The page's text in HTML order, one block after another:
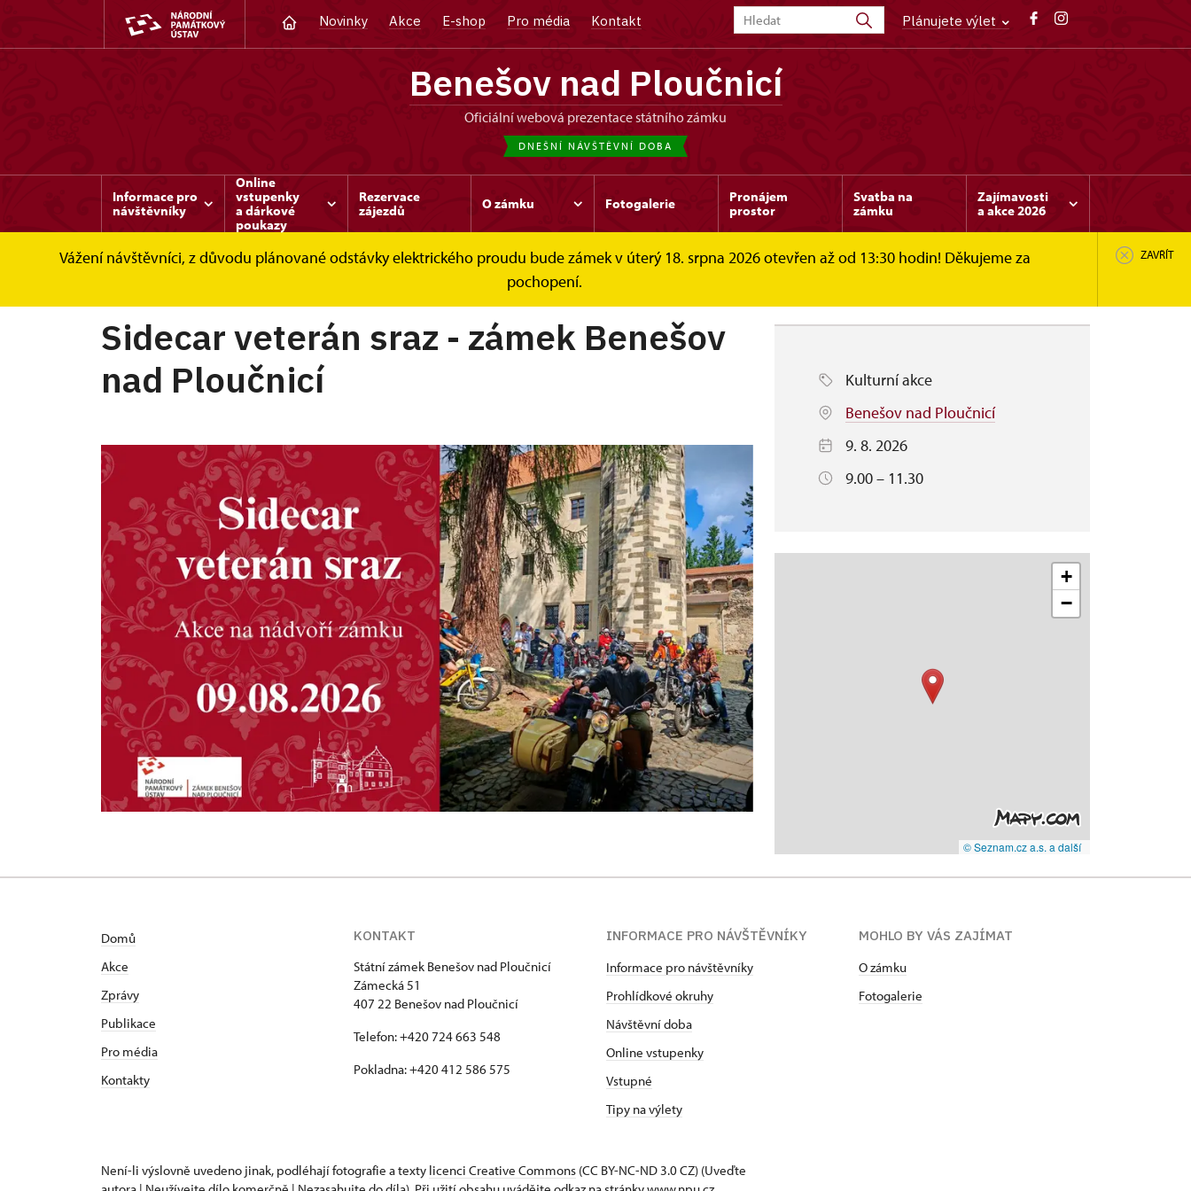
Novinky Akce E-shop Pro média Kontakt Plánujete výlet
Benešov nad Ploučnicí
oficiální webová prezentace státního zámku
DNEŠNÍ NÁVŠTĚVNÍ DOBA
Informace pro
návštěvníky
Online
vstupenky
a dárkové
poukazy
Rezervace
zájezdů
O zámku Fotogalerie
Pronájem
prostor
Svatba na
zámku
Zajímavosti
a akce 2026
Vážení návštěvníci, z důvodu plánované odstávky elektrického proudu bude zámek v úterý 18. srpna 2026 otevřen až od 13:30 hodin! Děkujeme za
pochopení.
ZAVŘÍT
Benešov nad Ploučnicí Akce Sidecar veterán sraz - zámek Benešov...
Sidecar veterán sraz - zámek Benešov
nad Ploučnicí
Kulturní akce
Benešov nad Ploučnicí
9. 8. 2026
9.00 – 11.30
+
−
© Seznam.cz a.s. a další
Domů
Akce
Zprávy
Publikace
Pro média
Kontakty
KONTAKT
Státní zámek Benešov nad Ploučnicí
Zámecká 51
407 22 Benešov nad Ploučnicí
Telefon: +420 724 663 548
Pokladna: +420 412 586 575
INFORMACE PRO NÁVŠTĚVNÍKY
Informace pro návštěvníky
Prohlídkové okruhy
Návštěvní doba
Online vstupenky
Vstupné
Tipy na výlety
MOHLO BY VÁS ZAJÍMAT
O zámku
Fotogalerie
Není-li výslovně uvedeno jinak, podléhají fotografie a texty licenci Creative Commons (CC BY-NC-ND 3.0 CZ) (Uveďte